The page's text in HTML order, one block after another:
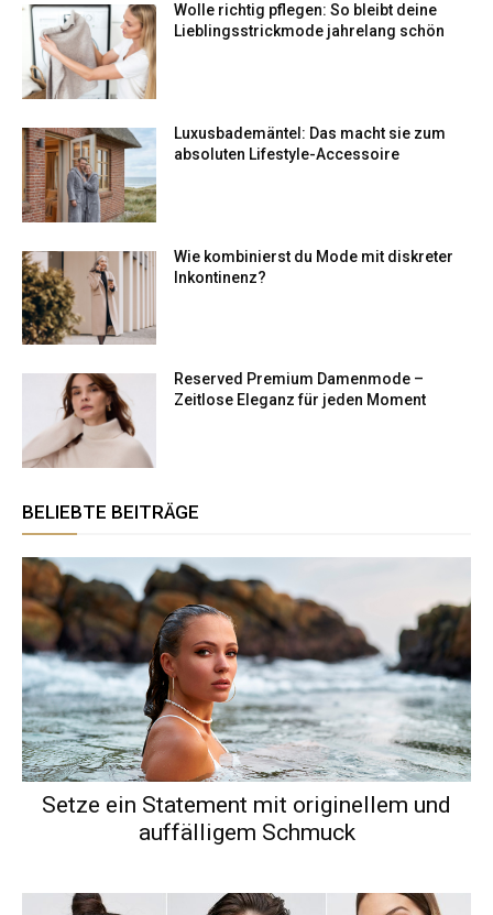
Wolle richtig pflegen: So bleibt deine
Lieblingsstrickmode jahrelang schön
Luxusbademäntel: Das macht sie zum
absoluten Lifestyle-Accessoire
Wie kombinierst du Mode mit diskreter
Inkontinenz?
Reserved Premium Damenmode –
Zeitlose Eleganz für jeden Moment
BELIEBTE BEITRÄGE
Setze ein Statement mit originellem und
auffälligem Schmuck